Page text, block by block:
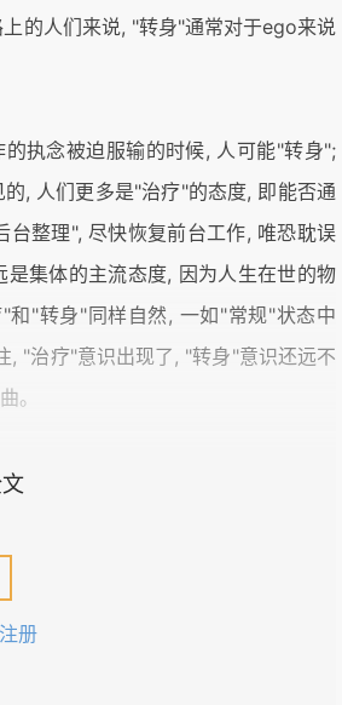
的人们来说, "转身"通常对于ego来说
执念被迫服输的时候, 人可能"转身";
, 人们更多是"治疗"的态度, 即能否通
整理", 尽快恢复前台工作, 唯恐耽误
集体的主流态度, 因为人生在世的物
"转身"同样自然, 一如"常规"状态中
, "治疗"意识出现了, "转身"意识还远不
。
阳性>静态阳性>动态阴性>静态阴性
的理解, 我们可以推断不
意识动态。可以知道, "常规生活"、治
态度是自然的, 可是"治疗态度"以吉凶
转身, 任何"治疗"都不会彻底。
册